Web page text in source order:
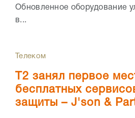
Обновленное оборудование
в...
Телеком
Т2 занял первое
бесплатных
защиты – J'son &